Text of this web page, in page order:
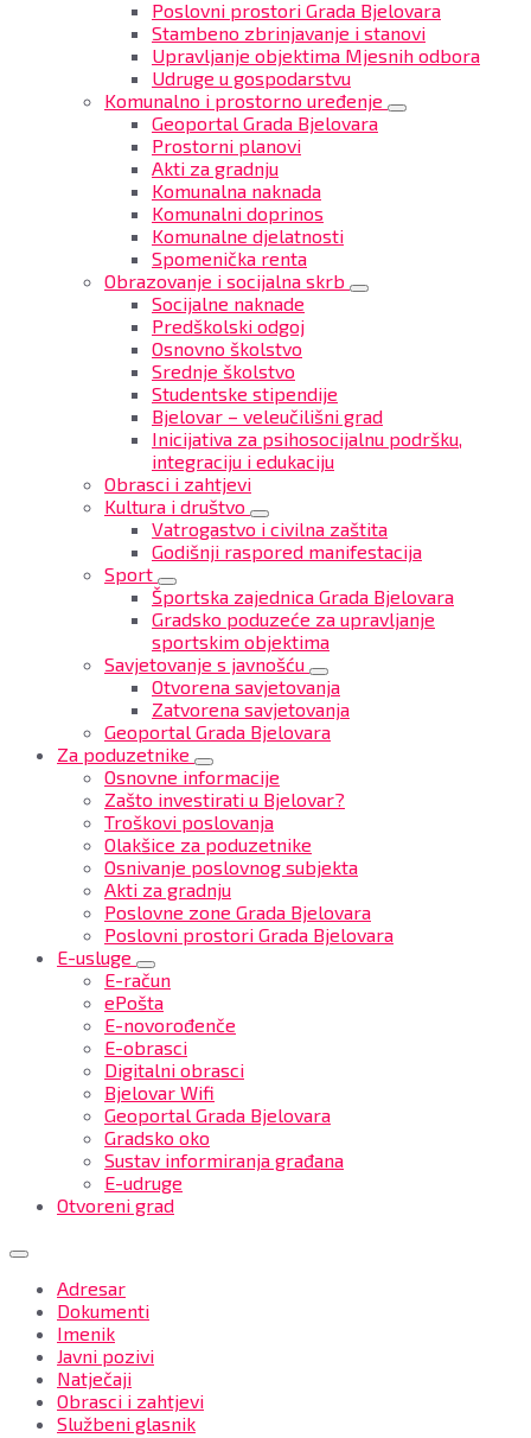
Poslovni prostori Grada Bjelovara
Stambeno zbrinjavanje i stanovi
Upravljanje objektima Mjesnih odbora
Udruge u gospodarstvu
Komunalno i prostorno uređenje
Geoportal Grada Bjelovara
Prostorni planovi
Akti za gradnju
Komunalna naknada
Komunalni doprinos
Komunalne djelatnosti
Spomenička renta
Obrazovanje i socijalna skrb
Socijalne naknade
Predškolski odgoj
Osnovno školstvo
Srednje školstvo
Studentske stipendije
Bjelovar – veleučilišni grad
Inicijativa za psihosocijalnu podršku,
integraciju i edukaciju
Obrasci i zahtjevi
Kultura i društvo
Vatrogastvo i civilna zaštita
Godišnji raspored manifestacija
Sport
Športska zajednica Grada Bjelovara
Gradsko poduzeće za upravljanje
sportskim objektima
Savjetovanje s javnošću
Otvorena savjetovanja
Zatvorena savjetovanja
Geoportal Grada Bjelovara
Za poduzetnike
Osnovne informacije
Zašto investirati u Bjelovar?
Troškovi poslovanja
Olakšice za poduzetnike
Osnivanje poslovnog subjekta
Akti za gradnju
Poslovne zone Grada Bjelovara
Poslovni prostori Grada Bjelovara
E-usluge
E-račun
ePošta
E-novorođenče
E-obrasci
Digitalni obrasci
Bjelovar Wifi
Geoportal Grada Bjelovara
Gradsko oko
Sustav informiranja građana
E-udruge
Otvoreni grad
Adresar
Dokumenti
Imenik
Javni pozivi
Natječaji
Obrasci i zahtjevi
Službeni glasnik